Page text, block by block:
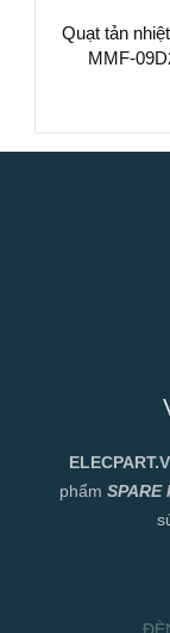
Quạt tản
MMF-
phẩm SPARE